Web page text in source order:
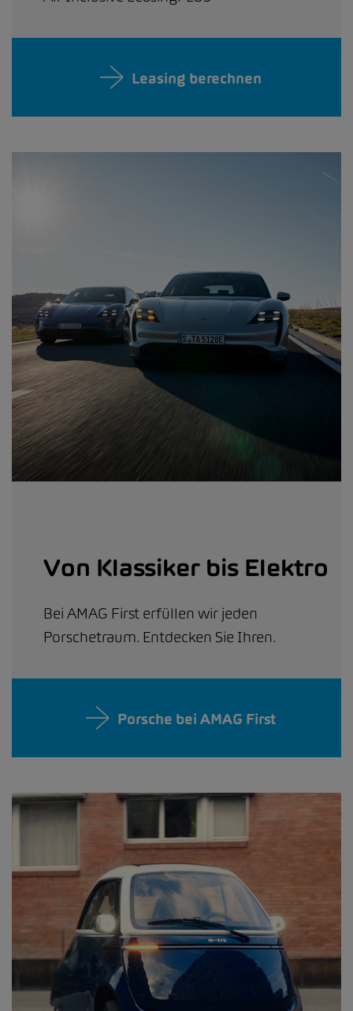
Leasing berechnen
Von Klassiker bis Elektro
Bei AMAG First erfüllen wir jeden
Porschetraum. Entdecken Sie Ihren.
Porsche bei AMAG First